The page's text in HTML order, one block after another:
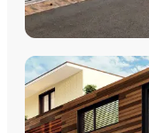
VOLETS
Volets Roulants
Découvrez nos